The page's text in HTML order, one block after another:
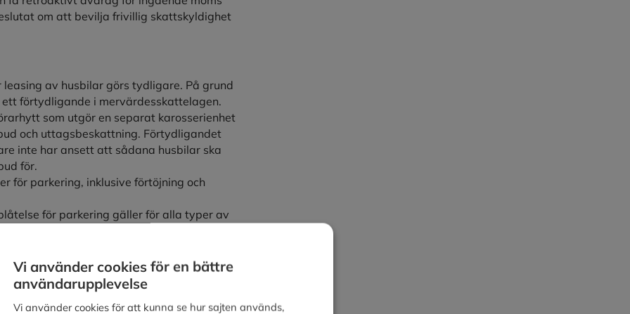
om att bevilja frivillig skattskyldighet
av husbilar görs tydligare. På grund
förtydligande i mervärdesskattelagen.
som utgör en separat karosserienhet
och uttagsbeskattning. Förtydligandet
inte har ansett att sådana husbilar ska
för.
för parkering, inklusive förtöjning och
för parkering gäller för alla typer av
konstruktion till en mobiloperatör
kommer inte gälla vid uthyrning som
och tillhörande utrymme för
Vi använder cookies för en bättre
användarupplevelse
Vi använder cookies för att kunna se hur sajten används,